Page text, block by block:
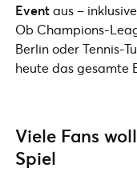
Eventaus –
Ob Champions-
Berlin oder Tennis-
heute das gesamte
Viele Fans
Spiel